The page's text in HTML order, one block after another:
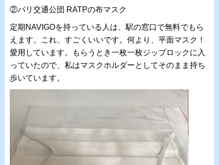
②パリ交通公団 RATPの布マスク
定期NAVIGOを持っている人は、駅の窓口で無料でもら
えます。これ、すごくいいです。何より、平面マスク！
愛用しています。もらうとき一枚一枚ジップロックに入
っていたので、私はマスクホルダーとしてそのまま持ち
歩いています。